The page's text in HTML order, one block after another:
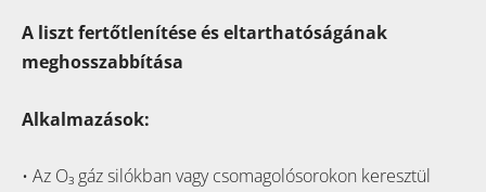
A liszt fertőtlenítése és eltarthatóságának
meghosszabbítása
Alkalmazások:
• Az O₃ gáz silókban vagy csomagolósorokon keresztül